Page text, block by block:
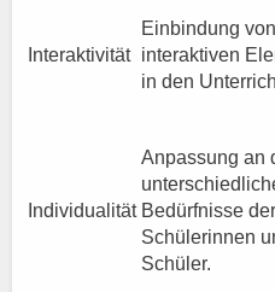
Interaktivität
Einbindung von
interaktiven
in den
Individualität
Anpassung an
Bedürfnisse der
Schülerinnen
Schüler.